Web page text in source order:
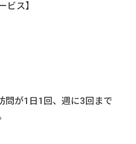
ビス】
問が1日1回、週に3回まで